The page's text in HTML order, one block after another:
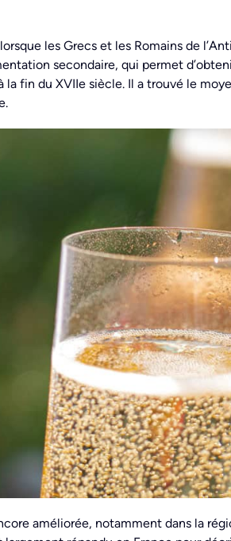
les Grecs et les Romains de
secondaire, qui permet
fin du XVIIe siècle. Il a trouvé le
améliorée, notamment dans la